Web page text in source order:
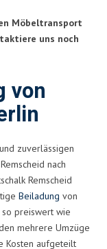
Möbeltransport
uns noch
von
zuverlässigen
nach
Remscheid
Beiladung von
so preiswert wie
mehrere Umzüge
Kosten aufgeteilt